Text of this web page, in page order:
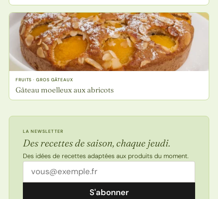
FRUITS · GROS GÂTEAUX
Gâteau moelleux aux abricots
LA NEWSLETTER
Des recettes de saison, chaque jeudi.
Des idées de recettes adaptées aux produits du moment.
Adresse email
S'abonner